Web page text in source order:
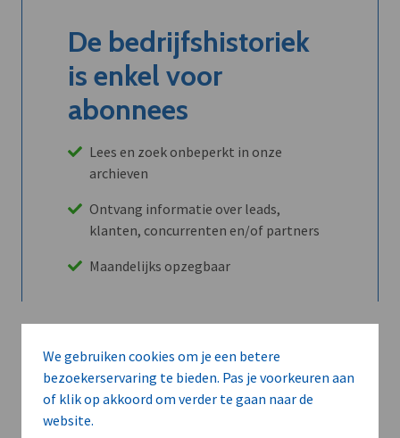
We gebruiken cookies om je een betere
bezoekerservaring te bieden. Pas je voorkeuren aan
of klik op akkoord om verder te gaan naar de
website.
De bedrijfshistoriek
is enkel voor
abonnees
Lees en zoek onbeperkt in onze
archieven
Ontvang informatie over leads,
klanten, concurrenten en/of partners
Maandelijks opzegbaar
Abboneer